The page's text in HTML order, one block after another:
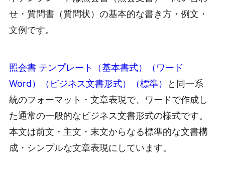
せ・質問書（質問状）の基本的な書き方・例文・
文例です。
照会書 テンプレート（基本書式）（ワード
Word）（ビジネス文書形式）（標準）
と同一系
統のフォーマット・文章表現で、ワードで作成し
た通常の一般的なビジネス文書形式の様式です。
本文は前文・主文・末文からなる標準的な文書構
成・シンプルな文章表現にしています。